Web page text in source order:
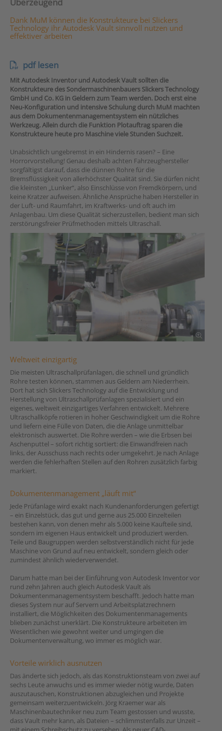
Überzeugend
Dank MuM können die Konstrukteure bei Slickers
Technology ihr Autodesk Vault sinnvoll nutzen und
effektiver arbeiten
pdf lesen
Mit Autodesk Inventor und Autodesk Vault sollten die
Konstrukteure des Sondermaschinenbauers Slickers Technology
GmbH und Co. KG in Geldern zum Team werden. Doch erst eine
Neu-Konfiguration und intensive Schulung durch MuM machten
aus dem Dokumentenmanagementsystem ein nützliches
Werkzeug. Allein durch die Funktion Plotauftrag sparen die
Konstrukteure heute pro Maschine viele Stunden Suchzeit.
Unabsichtlich ungebremst in ein Hindernis rasen? – Eine
Horrorvorstellung! Genau deshalb achten Fahrzeughersteller
sorgfältigst darauf, dass die dünnen Rohre für die
Bremsflüssigkeit von allerhöchster Qualität sind. Sie dürfen nicht
die kleinsten „Lunker“, also Einschlüsse von Fremdkörpern, und
keine Kratzer aufweisen. Ähnliche Ansprüche haben Hersteller in
der Luft- und Raumfahrt, im Kraftwerks- und oft auch im
Anlagenbau. Um diese Qualität sicherzustellen, bedient man sich
zerstörungsfreier Prüfmethoden mittels Ultraschall.
Weltweit einzigartig
Die meisten Ultraschallprüfanlagen, die schnell und gründlich
Rohre testen können, stammen aus Geldern am Niederrhein.
Dort hat sich Slickers Technology auf die Entwicklung und
Herstellung von Ultraschallprüfanlagen spezialisiert und ein
eigenes, weltweit einzigartiges Verfahren entwickelt. Mehrere
Ultraschallköpfe rotieren in hoher Geschwindigkeit um die Rohre
und liefern eine Fülle von Daten, die die Anlage unmittelbar
elektronisch auswertet. Die Rohre werden – wie die Erbsen bei
Aschenputtel – sofort richtig sortiert: die Einwandfreien nach
links, der Ausschuss nach rechts oder umgekehrt. Je nach Anlage
werden die fehlerhaften Stellen auf den Rohren zusätzlich farbig
markiert.
Dokumentenmanagement „läuft mit“
Jede Prüfanlage wird exakt nach Kundenanforderungen gefertigt
– ein Einzelstück, das gut und gerne aus 25.000 Einzelteilen
bestehen kann, von denen mehr als 5.000 keine Kaufteile sind,
sondern im eigenen Haus entwickelt und produziert werden.
Teile und Baugruppen werden selbstverständlich nicht für jede
Maschine von Grund auf neu entwickelt, sondern gleich oder
zumindest ähnlich wiederverwendet.
Darum hatte man bei der Einführung von Autodesk Inventor vor
rund zehn Jahren auch gleich Autodesk Vault als
Dokumentenmanagementsystem beschafft. Jedoch hatte man
dieses System nur auf Servern und Arbeitsplatzrechnern
installiert, die Möglichkeiten des Dokumentenmanagements
blieben zunächst unerklärt. Die Konstrukteure arbeiteten im
Wesentlichen wie gewohnt weiter und umgingen die
Dokumentenverwaltung, wo immer es möglich war.
Vorteile wirklich ausnutzen
Das änderte sich jedoch, als das Konstruktionsteam von zwei auf
sechs Leute anwuchs und es immer wieder nötig wurde, Daten
auszutauschen, Konstruktionen abzugleichen und Projekte
gemeinsam weiterzuentwickeln. Jörg Kraemer war als
Maschinenbautechniker neu zum Team gestossen und wusste,
dass Vault mehr kann, als Dateien – schlimmstenfalls zur Unzeit –